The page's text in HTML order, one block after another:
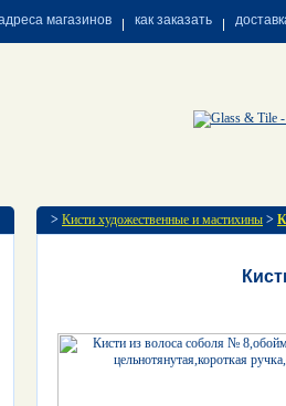
магазинов как заказать
> Кисти художественные и мастихины >